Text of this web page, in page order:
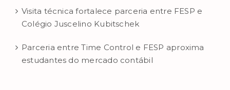
Visita técnica fortalece parceria entre FESP e
Colégio Juscelino Kubitschek
Parceria entre Time Control e FESP aproxima
estudantes do mercado contábil